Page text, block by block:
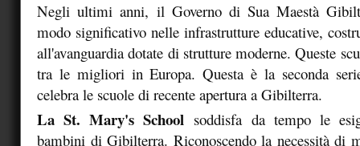
Negli ultimi anni, il Governo di Sua Maestà
modo significativo nelle infrastrutture educative,
all'avanguardia dotate di strutture moderne. Queste
tra le migliori in Europa. Questa è la seconda
celebra le scuole di recente apertura a Gibilterra.
La St. Mary's School soddisfa da tempo le
bambini di Gibilterra. Riconoscendo la necessità di